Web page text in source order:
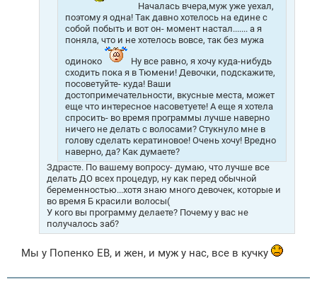
Началась вчера,муж уже уехал,
поэтому я одна! Так давно хотелось на едине с
собой побыть и вот он- момент настал....... а я
поняла, что и не хотелось вовсе, так без мужа
одиноко
Ну все равно, я хочу куда-нибудь
сходить пока я в Тюмени! Девочки, подскажите,
посоветуйте- куда! Ваши
достопримечательности, вкусные места, может
еще что интересное насоветуете! А еще я хотела
спросить- во время программы лучше наверно
ничего не делать с волосами? Стукнуло мне в
голову сделать кератиновое! Очень хочу! Вредно
наверно, да? Как думаете?
Здрасте. По вашему вопросу- думаю, что лучше все
делать ДО всех процедур, ну как перед обычной
беременностью...хотя знаю много девочек, которые и
во время Б красили волосы(
У кого вы программу делаете? Почему у вас не
получалось заб?
Мы у Попенко ЕВ, и жен, и муж у нас, все в кучку